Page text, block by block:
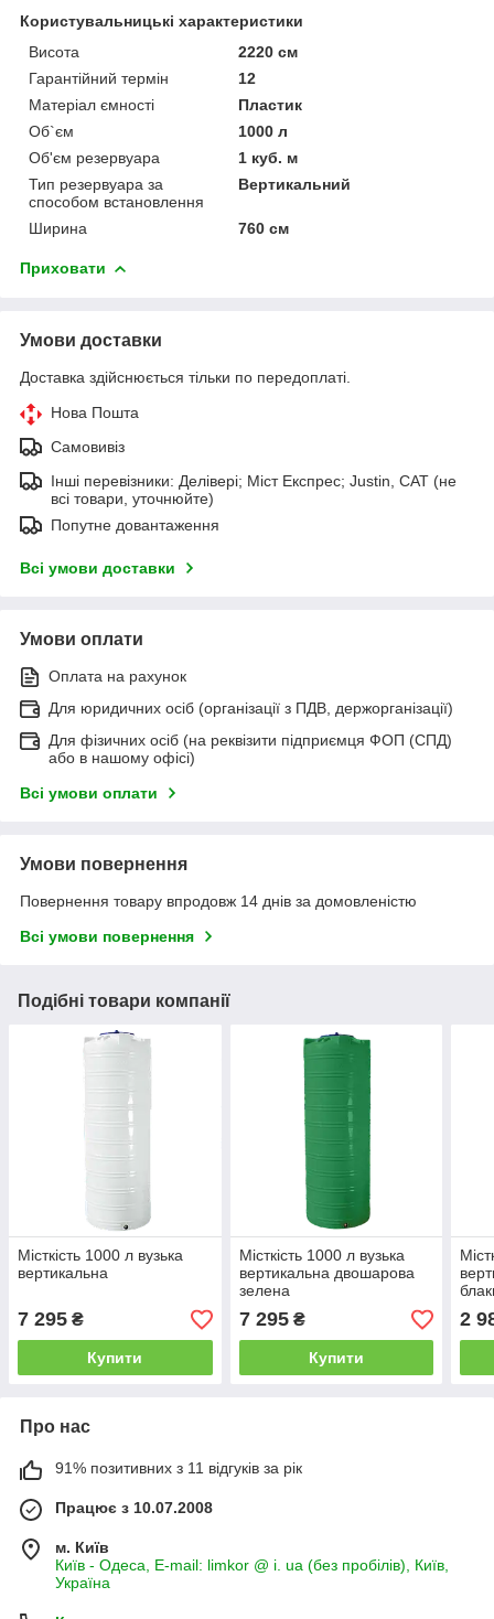
Користувальницькі характеристики
Висота
2220 см
Гарантійний термін
12
Матеріал ємності
Пластик
Об`єм
1000 л
Об'єм резервуара
1 куб. м
Тип резервуара за
способом встановлення
Вертикальний
Ширина 760 см
Приховати
Умови доставки
Доставка здійснюється тільки по передоплаті.
Нова Пошта
Самовивіз
Інші перевізники: Делівері; Міст Експрес; Justin, САТ (не
всі товари, уточнюйте)
Попутне довантаження
Всі умови доставки
Умови оплати
Оплата на рахунок
Для юридичних осіб (організації з ПДВ, держорганізації)
Для фізичних осіб (на реквізити підприємця ФОП (СПД)
або в нашому офісі)
Всі умови оплати
Умови повернення
Повернення товару впродовж 14 днів за домовленістю
Всі умови повернення
Подібні товари компанії
Місткість 1000 л вузька
вертикальна
7 295 ₴
Купити
Місткість 1000 л вузька
вертикальна двошарова
зелена
7 295₴
Купити
2
Про нас
91% позитивних з 11 відгуків за рік
Працює з 10.07.2008
м. Київ
Київ - Одеса, E-mail: limkor @ i. ua (без пробілів), Київ,
Україна